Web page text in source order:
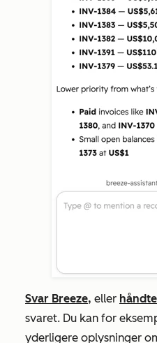
Svar Breeze, eller
svaret. Du kan for
yderligere oplysninger